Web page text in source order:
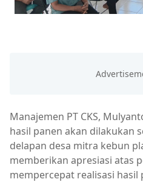
Manajemen PT CKS,
hasil panen akan dilakukan
delapan desa mitra kebun
memberikan apresiasi atas
mempercepat realisasi hasil